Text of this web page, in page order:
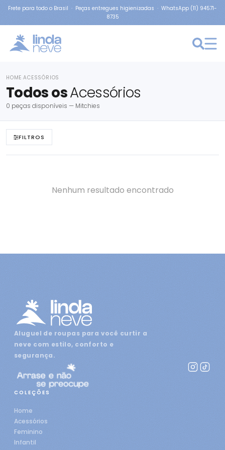
Frete para todo o Brasil · Peças entregues higienizadas · WhatsApp (11) 94571-
8735
HOME ›ACESSÓRIOS
Todos osAcessórios
0 peças disponíveis — Mitchies
FILTROS
Nenhum resultado encontrado
Aluguel de roupas para você curtir a
neve com estilo, conforto e
segurança.
COLEÇÕES
Home
Acessórios
Feminino
Infantil